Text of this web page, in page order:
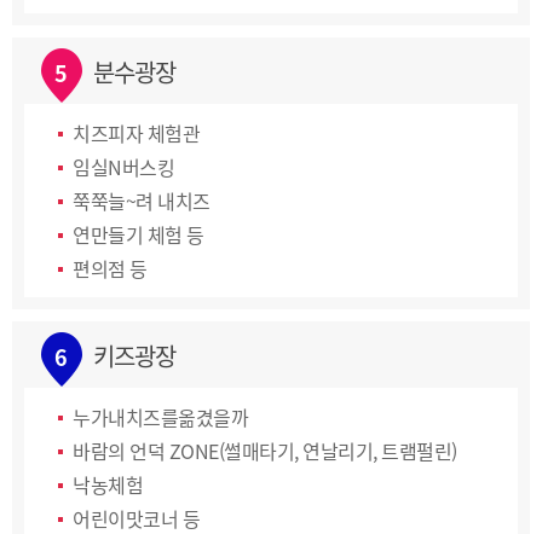
5 분수광장
치즈피자 체험관
임실N버스킹
쭉쭉늘~려 내치즈
연만들기 체험 등
편의점 등
6 키즈광장
누가내치즈를옮겼을까
바람의 언덕 ZONE(썰매타기, 연날리기, 트램펄린)
낙농체험
어린이맛코너 등